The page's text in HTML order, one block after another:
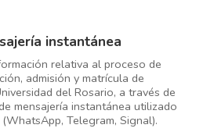
instantánea
relativa al proceso de
admisión y matrícula de
del Rosario, a través de
mensajería instantánea utilizado
Telegram, Signal).